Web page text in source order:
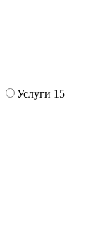
Услуги 15